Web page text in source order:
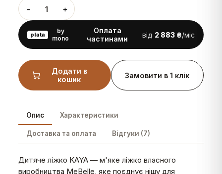
− 1 +
plata
by
mono
Оплата
частинами
від 2 883 ₴/міс
Додати в
кошик
Замовити в 1 клік
Опис Характеристики
Доставка та оплата Відгуки (7)
Дитяче ліжко KAYA — м'яке ліжко власного
виробництва MeBelle, яке поєднує нішу для